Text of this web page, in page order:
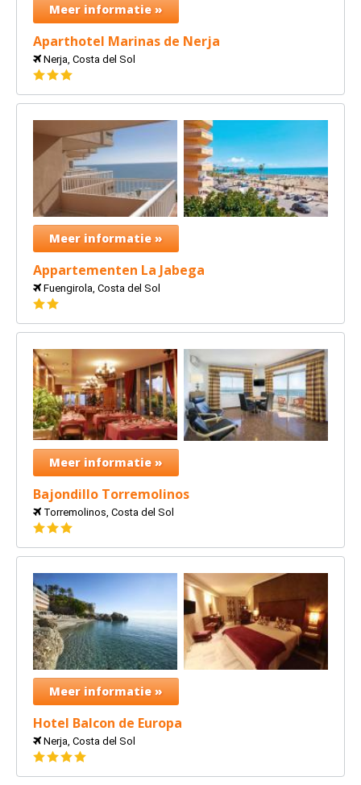
Meer informatie »
Aparthotel Marinas de Nerja
Nerja, Costa del Sol
3
Meer informatie »
Appartementen La Jabega
Fuengirola, Costa del Sol
2
Meer informatie »
Bajondillo Torremolinos
Torremolinos, Costa del Sol
3
Meer informatie »
Hotel Balcon de Europa
Nerja, Costa del Sol
4